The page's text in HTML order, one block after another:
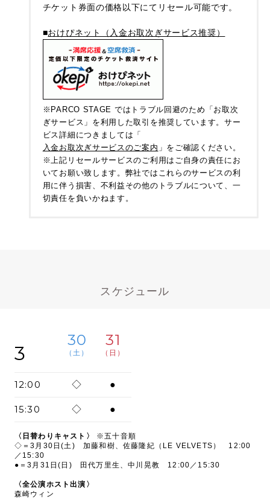
チケット券面の価格以下にてリセール可能です。
■おけぴネット（入金お取次ぎサービス推奨）
※PARCO STAGE ではトラブル回避のため「お取次
ぎサービス」を利用した取引を推奨しています。サー
ビス詳細につきましては「
入金お取次ぎサービスのご案内 」をご確認ください。
※上記リセールサービスのご利用はご自身の責任にお
いてお願い致します。弊社ではこれらのサービスの利
用に伴う損害、不利益その他のトラブルについて、一
切責任を負いかねます。
スケジュール
3
30
（土）
31
（日）
12:00 ◇ ●
15:30 ◇ ●
〈日替わりキャスト〉
※五十音順
◇＝3月30日(土) 加藤和樹、佐藤隆紀（LE VELVETS） 12:00
／15:30
●＝3月31日(日) 田代万里生、中川晃教 12:00／15:30
〈全公演ホスト出演〉
森崎ウィン